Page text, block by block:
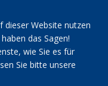
Reisen
Patronat
dieser Website nutzen
das Sagen!
wie Sie es für
Sie bitte unsere